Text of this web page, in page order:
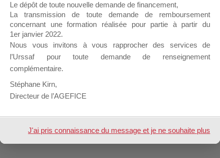
Groupes
du
membre
Aucun groupe trouvé
Design deElegant Themes
| Propulsé par
Le dépôt de toute nouvelle demande de financement,
La transmission de toute demande de remboursement
concernant une formation réalisée pour partie à partir du
1er janvier 2022.
Nous vous invitons à vous rapprocher des services de
l’Urssaf pour toute demande de renseignement
complémentaire.
Stéphane Kirn,
Directeur de l’AGEFICE
J'ai pris connaissance du message et je ne souhaite plus